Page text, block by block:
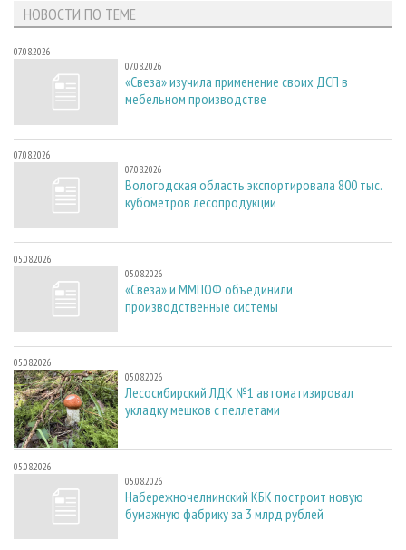
НОВОСТИ ПО ТЕМЕ
07.08.2026
07.08.2026
«Свеза» изучила применение своих ДСП в
мебельном производстве
07.08.2026
07.08.2026
Вологодская область экспортировала 800 тыс.
кубометров лесопродукции
05.08.2026
05.08.2026
«Свеза» и ММПОФ объединили
производственные системы
05.08.2026
05.08.2026
Лесосибирский ЛДК №1 автоматизировал
укладку мешков с пеллетами
05.08.2026
05.08.2026
Набережночелнинский КБК построит новую
бумажную фабрику за 3 млрд рублей